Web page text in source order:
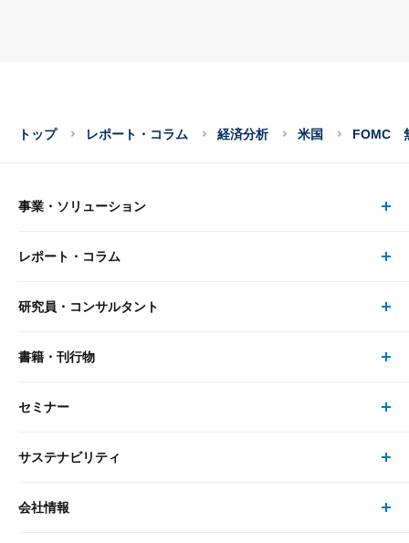
トップ レポート・コラム 経済分析 米国 FOMC
事業・ソリューション
事業・ソリューション トップ
リサーチ
レポート・コラム
レポート・コラム トップ
最新のレポート・コラム
研究員・コンサルタント
研究員・コンサルタント トップ
研究員
書籍・刊行物
書籍・刊行物 トップ
書籍
セミナー
セミナー トップ
現在受付中のセミナー・イベント
サステナビリティ
サステナビリティの取り組み
会社情報